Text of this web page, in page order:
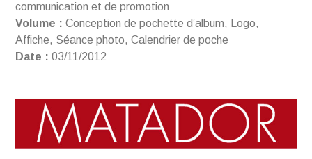
communication et de promotion
Volume :Conception de pochette d’album, Logo,
Affiche, Séance photo, Calendrier de poche
Date : 03/11/2012